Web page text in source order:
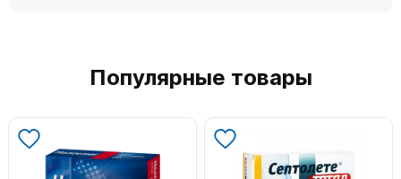
Популярные товары